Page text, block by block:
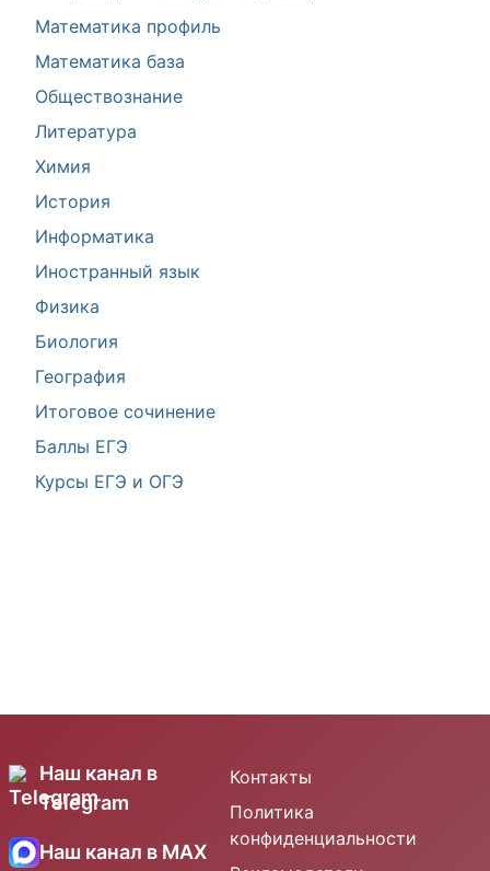
Математика профиль
Математика база
Обществознание
Литература
Химия
История
Информатика
Иностранный язык
Физика
Биология
География
Итоговое сочинение
Баллы ЕГЭ
Курсы ЕГЭ и ОГЭ
Наш канал в
Telegram
Наш канал в MAX
Контакты
Политика
конфиденциальности